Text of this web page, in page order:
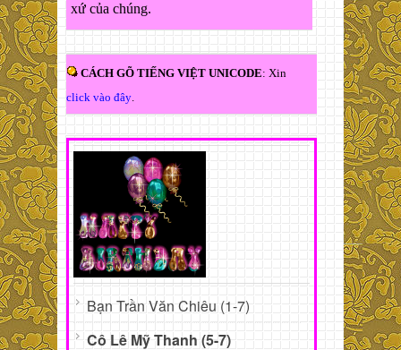
xứ của chúng.
CÁCH GÕ TIẾNG VIỆT UNICODE: Xin
click vào đây.
Bạn Trần Văn Chiêu (1-7)
Cô Lê Mỹ Thanh (5-7)